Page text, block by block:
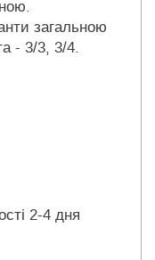
загальною
- 3/3, 3/4.
2-4 дня